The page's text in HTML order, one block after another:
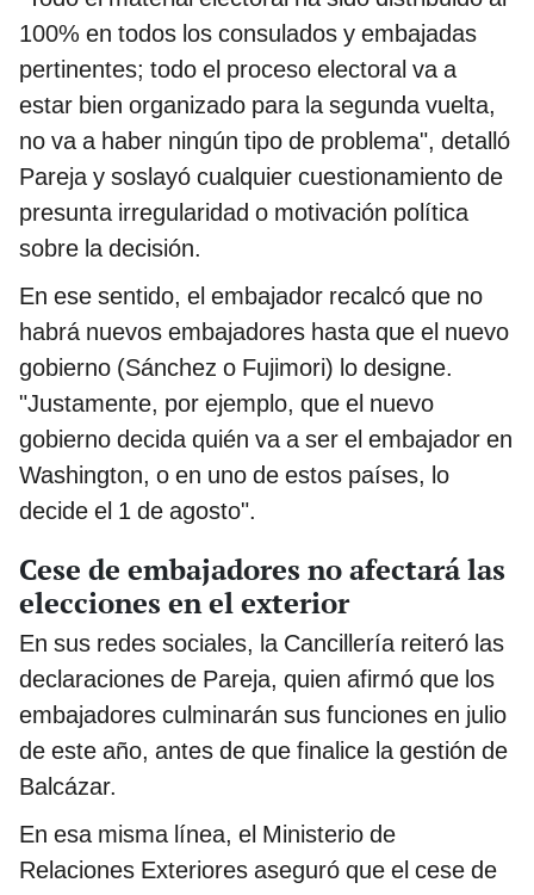
100% en todos los consulados y embajadas
pertinentes; todo el proceso electoral va a
estar bien organizado para la segunda vuelta,
no va a haber ningún tipo de problema", detalló
Pareja y soslayó cualquier cuestionamiento de
presunta irregularidad o motivación política
sobre la decisión.
En ese sentido, el embajador recalcó que no
habrá nuevos embajadores hasta que el nuevo
gobierno (Sánchez o Fujimori) lo designe.
"Justamente, por ejemplo, que el nuevo
gobierno decida quién va a ser el embajador en
Washington, o en uno de estos países, lo
decide el 1 de agosto".
Cese de embajadores no afectará las
elecciones en el exterior
En sus redes sociales, la Cancillería reiteró las
declaraciones de Pareja, quien afirmó que los
embajadores culminarán sus funciones en julio
de este año, antes de que finalice la gestión de
Balcázar.
En esa misma línea, el Ministerio de
Relaciones Exteriores aseguró que el cese de